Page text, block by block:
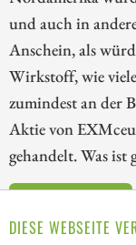
DIESE WEBSEITE
und auch in
Anschein, als
Wirkstoff, wie
zumindest an der
Aktie von
gehandelt. Was ist